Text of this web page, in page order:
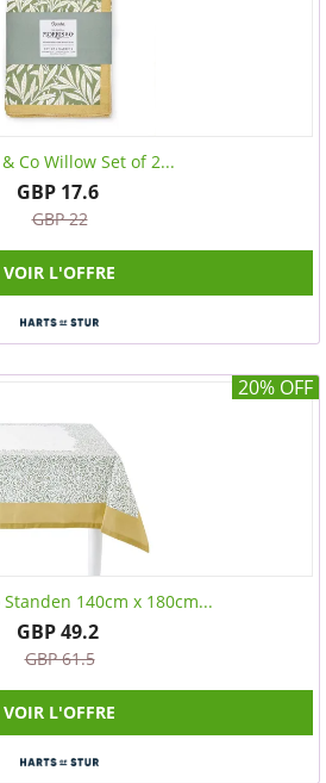
Co Willow Set of 2...
GBP 17.6
GBP 22
VOIR L'OFFRE
20% OFF
140cm x 180cm...
GBP 49.2
GBP 61.5
VOIR L'OFFRE